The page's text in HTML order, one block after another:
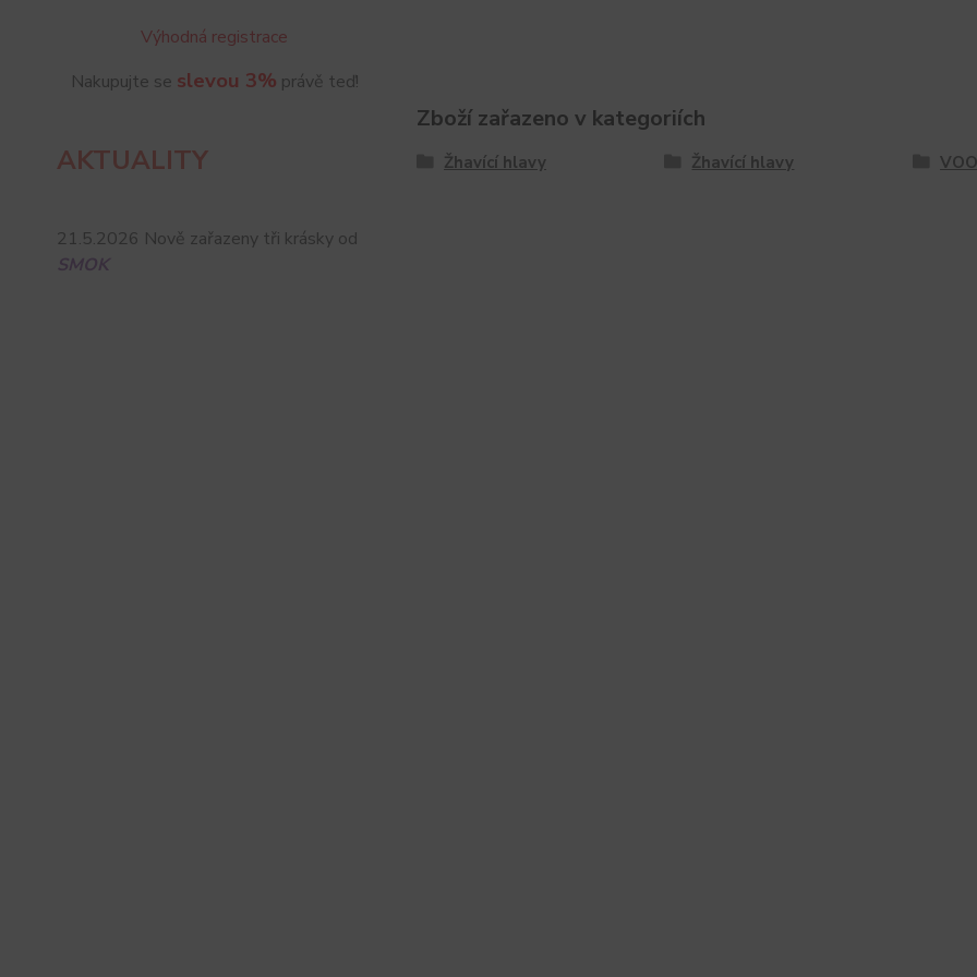
Výhodná registrace
Nakupujte se slevou 3% právě teď!
AKTUALITY
21.5.2026 Nově zařazeny tři krásky od
SMOK
Zboží zařazeno v kategoriích
Žhavící hlavy Žhavící hlavy